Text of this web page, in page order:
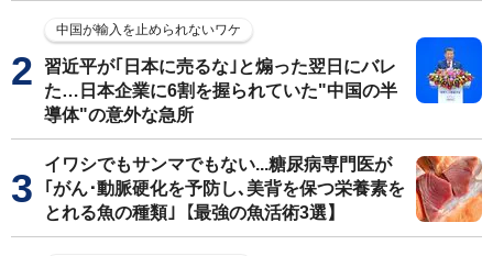
中国が輸入を止められないワケ
習近平が｢日本に売るな｣と煽った翌日にバレ
た…日本企業に6割を握られていた"中国の半
導体"の意外な急所
イワシでもサンマでもない...糖尿病専門医が
｢がん･動脈硬化を予防し､美背を保つ栄養素を
とれる魚の種類｣【最強の魚活術3選】